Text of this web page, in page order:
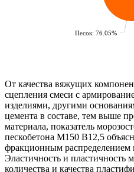
Песок: 76.05%
От качества вяжущих
сцепления смеси с
изделиями, другими
цемента в составе, тем выше
материала, показатель
пескобетона М150 B12,5
фракционным распределением
Эластичность и пластичность
количества и качества